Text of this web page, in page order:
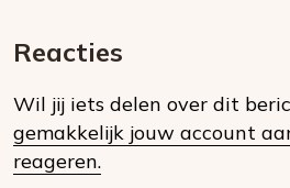
Reacties
Wil jij iets delen over dit
gemakkelijk jouw account
reageren.